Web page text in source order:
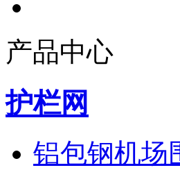
产品中心
护栏网
铝包钢机场